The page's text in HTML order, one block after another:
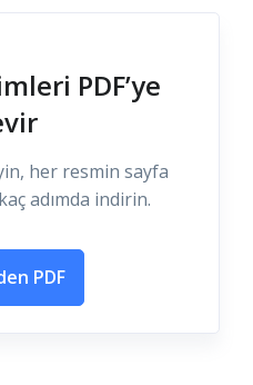
PDF’ye
her resmin sayfa
adımda indirin.
PDF